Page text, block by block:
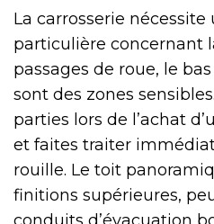
La carrosserie
particulière concernant
passages de roue, le
sont des zones
parties lors de l’achat
et faites traiter
rouille. Le toit
finitions supérieures,